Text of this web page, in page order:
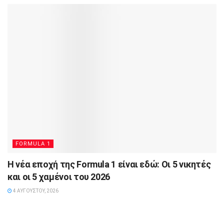
FORMULA 1
Η νέα εποχή της Formula 1 είναι εδώ: Οι 5 νικητές
και οι 5 χαμένοι του 2026
4 ΑΥΓΟΎΣΤΟΥ, 2026